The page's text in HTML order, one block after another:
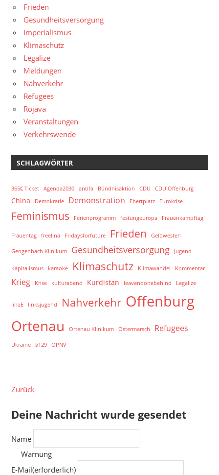
Frieden
Gesundheitsversorgung
Imperialismus
Klimaschutz
Legalize
Meldungen
Nahverkehr
Refugees
Rojava
Veranstaltungen
Verkehrswende
SCHLAGWÖRTER
365€ Ticket Agenda2030 antifa Bündnisaktion CDU CDU Offenburg
China Demokratie Demonstration Ebertplatz Eurokrise
Feminismus Ferienprogramm festungeuropa Frauenkampftag
Frauentag freelina Fridaysforfuture Frieden Gelbwesten
Gengenbach Klinikum Gesundheitsversorgung Jugend
Kapitalismus karaoke Klimaschutz Klimawandel Kommentar
Krieg Krise kulturabend Kurdistan leavenoonebehind Legalize
linaE linksjugend Nahverkehr Offenburg
Ortenau Ortenau Klinikum Ostermarsch Refugees
Ukraine §129 ÖPNV
Zurück
Deine Nachricht wurde gesendet
Name
Warnung
E-Mail(erforderlich)